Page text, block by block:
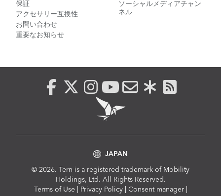
保証
アクセサリー互換性
お問い合わせ
重要なお知らせ
ソーシャルメディアチャン
ネル
© 2026. Tern is a registered trademark of Mobility
Holdings, Ltd. All Rights Reserved.
ComplianceTerms of Use Privacy Policy Consent manager
JAPAN